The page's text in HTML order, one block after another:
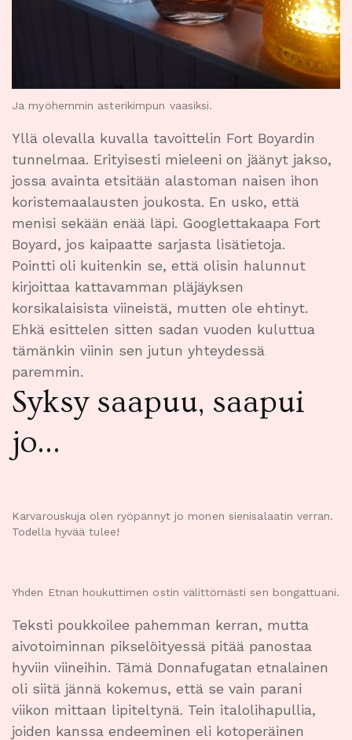
Ja myöhemmin asterikimpun vaasiksi.
Yllä olevalla kuvalla tavoittelin Fort Boyardin
tunnelmaa. Erityisesti mieleeni on jäänyt jakso,
jossa avainta etsitään alastoman naisen ihon
koristemaalausten joukosta. En usko, että
menisi sekään enää läpi. Googlettakaapa Fort
Boyard, jos kaipaatte sarjasta lisätietoja.
Pointti oli kuitenkin se, että olisin halunnut
kirjoittaa kattavamman pläjäyksen
korsikalaisista viineistä, mutten ole ehtinyt.
Ehkä esittelen sitten sadan vuoden kuluttua
tämänkin viinin sen jutun yhteydessä
paremmin.
Syksy saapuu, saapui
jo…
Karvarouskuja olen ryöpännyt jo monen sienisalaatin verran.
Todella hyvää tulee!
Yhden Etnan houkuttimen ostin välittömästi sen bongattuani.
Teksti poukkoilee pahemman kerran, mutta
aivotoiminnan pikselöityessä pitää panostaa
hyviin viineihin. Tämä Donnafugatan etnalainen
oli siitä jännä kokemus, että se vain parani
viikon mittaan lipiteltynä. Tein italolihapullia,
joiden kanssa endeeminen eli kotoperäinen